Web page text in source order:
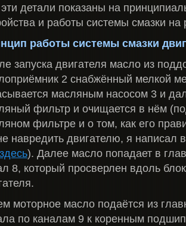
детали показаны на
и работы системы смазки на
работы системы смазки
запуска двигателя масло из
2 снабжённый мелкой
масляным насосом 3 и
фильтр и очищается в нём
фильтре и о том, как его
навредить двигателю, я написал
). Далее масло попадает в
8, который просверлен вдоль
моторное масло подаётся из
по каналам 9 к коренным